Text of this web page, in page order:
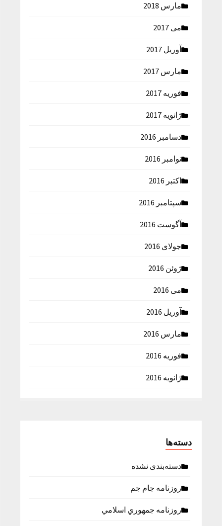
مارس 2018
می 2017
آوریل 2017
مارس 2017
فوریه 2017
ژانویه 2017
دسامبر 2016
نوامبر 2016
اکتبر 2016
سپتامبر 2016
آگوست 2016
جولای 2016
ژوئن 2016
می 2016
آوریل 2016
مارس 2016
فوریه 2016
ژانویه 2016
دسته‌ها
دسته‌بندی نشده
روزنامه جام جم
روزنامه جمهوري اسلامي